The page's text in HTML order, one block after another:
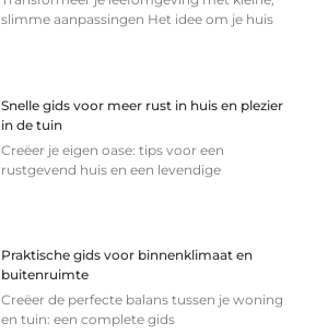
slimme aanpassingen Het idee om je huis
Snelle gids voor meer rust in huis en plezier
in de tuin
Creëer je eigen oase: tips voor een
rustgevend huis en een levendige
Praktische gids voor binnenklimaat en
buitenruimte
Creëer de perfecte balans tussen je woning
en tuin: een complete gids